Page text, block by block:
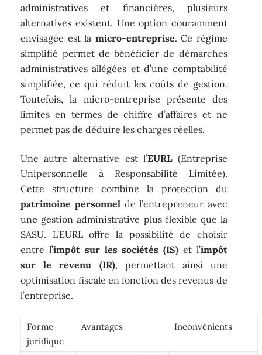
administratives et financières, plusieurs
alternatives existent. Une option couramment
envisagée est la micro-entreprise. Ce régime
simplifié permet de bénéficier de démarches
administratives allégées et d’une comptabilité
simplifiée, ce qui réduit les coûts de gestion.
Toutefois, la micro-entreprise présente des
limites en termes de chiffre d’affaires et ne
permet pas de déduire les charges réelles.
Une autre alternative est l’EURL(Entreprise
Unipersonnelle à Responsabilité Limitée).
Cette structure combine la protection du
patrimoine personnelde l’entrepreneur avec
une gestion administrative plus flexible que la
SASU. L’EURL offre la possibilité de choisir
entre l’impôt sur les sociétés (IS) et l’impôt
sur le revenu (IR), permettant ainsi une
optimisation fiscale en fonction des revenus de
l’entreprise.
Forme
juridique
Avantages Inconvénients